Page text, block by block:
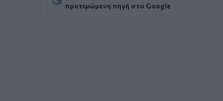
προτιμώμενη πηγή στο Google